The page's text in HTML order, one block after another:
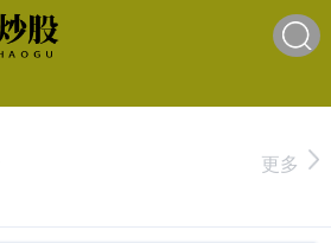
更多